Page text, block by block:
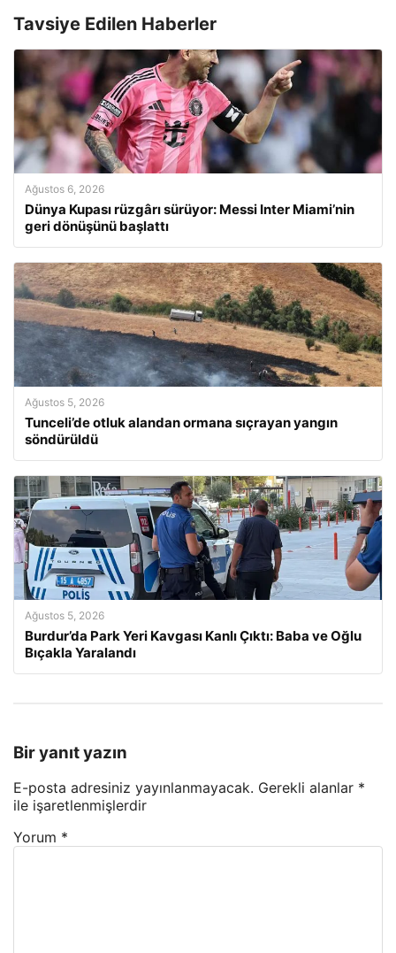
Tavsiye Edilen Haberler
Ağustos 6, 2026
Dünya Kupası rüzgârı sürüyor: Messi Inter Miami’nin
geri dönüşünü başlattı
Ağustos 5, 2026
Tunceli’de otluk alandan ormana sıçrayan yangın
söndürüldü
Ağustos 5, 2026
Burdur’da Park Yeri Kavgası Kanlı Çıktı: Baba ve Oğlu
Bıçakla Yaralandı
Bir yanıt yazın
E-posta adresiniz yayınlanmayacak. Gerekli alanlar *
ile işaretlenmişlerdir
Yorum *